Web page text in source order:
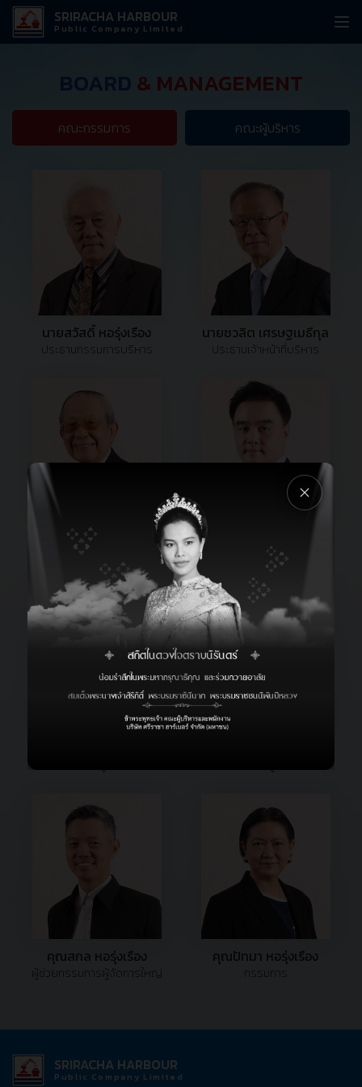
SRIRACHA HARBOUR
Public Company Limited
& MANAGEMENT
คณะกรรมการ คณะผู้บริหาร
นายสวัสดิ์ หอรุ่งเรือง
ประธานกรรมการบริหาร
นายชวลิต เศรษฐเมธีกุล
ประธานเจ้าหน้าที่บริหาร
พล.ร.ท. ทนง ศิริรังษี
รองประธานกรรมการบริหาร กรรมการผู้จัดการใหญ่
คุณสกล หอรุ่งเรือง
ผู้ช่วยกรรมการผู้จัดการใหญ่
คุณปัทมา หอรุ่งเรือง
กรรมการ
SRIRACHA HARBOUR
Public Company Limited